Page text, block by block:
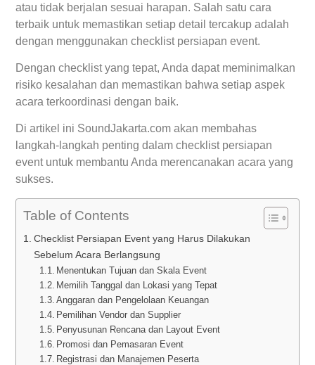
atau tidak berjalan sesuai harapan. Salah satu cara
terbaik untuk memastikan setiap detail tercakup adalah
dengan menggunakan checklist persiapan event.
Dengan checklist yang tepat, Anda dapat meminimalkan
risiko kesalahan dan memastikan bahwa setiap aspek
acara terkoordinasi dengan baik.
Di artikel ini SoundJakarta.com akan membahas
langkah-langkah penting dalam checklist persiapan
event untuk membantu Anda merencanakan acara yang
sukses.
Table of Contents
Checklist Persiapan Event yang Harus Dilakukan
Sebelum Acara Berlangsung
Menentukan Tujuan dan Skala Event
Memilih Tanggal dan Lokasi yang Tepat
Anggaran dan Pengelolaan Keuangan
Pemilihan Vendor dan Supplier
Penyusunan Rencana dan Layout Event
Promosi dan Pemasaran Event
Registrasi dan Manajemen Peserta